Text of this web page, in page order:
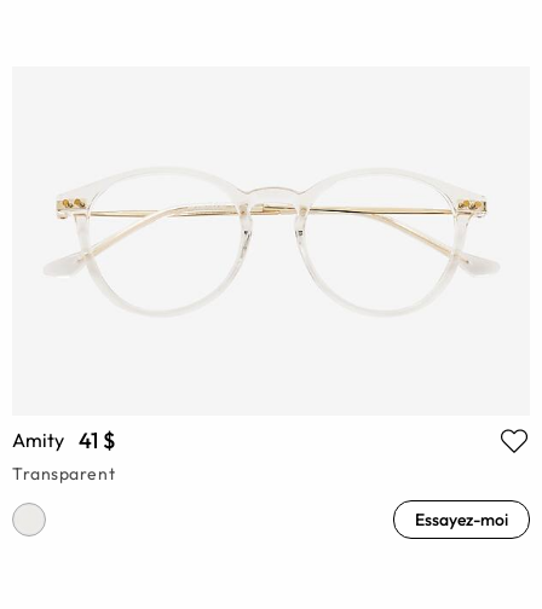
Amity 41 $
Transparent
Essayez-moi